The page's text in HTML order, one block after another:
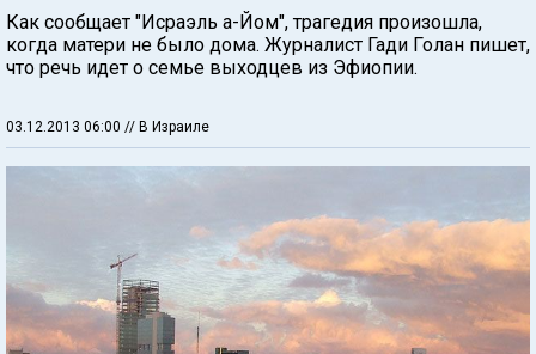
Как сообщает "Исраэль а-Йом", трагедия произошла,
когда матери не было дома. Журналист Гади Голан пишет,
что речь идет о семье выходцев из Эфиопии.
03.12.2013 06:00 // В Израиле